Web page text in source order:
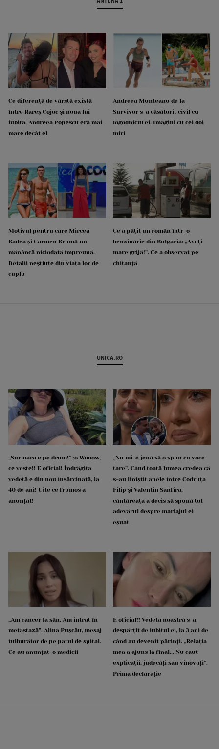
Ce diferență de vârstă există
între Rareș Cojoc și noua lui
iubită. Andreea Popescu era mai
mare decât el
Andreea Munteanu de la
Survivor s-a căsătorit civil cu
logodnicul ei. Imagini cu cei doi
miri
Motivul pentru care Mircea
Badea și Carmen Brumă nu
mănâncă niciodată împreună.
Detalii neștiute din viața lor de
cuplu
Ce a pățit un român într-o
benzinărie din Bulgaria: „Aveți
mare grijă!”. Ce a observat pe
chitanță
UNICA.RO
„Surioara e pe drum!” :o Wooow,
ce veste!! E oficial! Îndrăgita
vedetă e din nou însărcinată, la
40 de ani! Uite ce frumos a
anunțat!
„Nu mi-e jenă să o spun cu voce
tare”. Când toată lumea credea că
s-au liniștit apele între Codruța
Filip și Valentin Sanfira,
cântăreața a decis să spună tot
adevărul despre mariajul ei
eșuat
„Am cancer la sân. Am intrat în
metastază”. Alina Pușcău, mesaj
tulburător de pe patul de spital.
Ce au anunțat-o medicii
E oficial!! Vedeta noastră s-a
despărțit de iubitul ei, la 3 ani de
când au devenit părinți. „Relația
mea a ajuns la final... Nu caut
explicații, judecăți sau vinovați”.
Prima declarație